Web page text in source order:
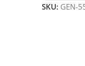
SKU: GEN-